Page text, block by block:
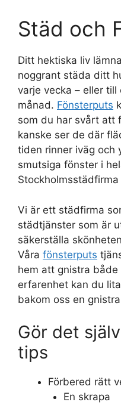
Städ och
Ditt hektiska liv
noggrant städa ditt
varje vecka – eller till
månad. Fönsterputs
som du har svårt att
kanske ser de där
tiden rinner iväg och
smutsiga fönster i
Vi är ett städfirma
städtjänster som är
säkerställa
Våra fönsterputs
hem att gnistra
erfarenhet kan du
bakom oss en
Gör det
tips
Förbered rätt
En skrapa